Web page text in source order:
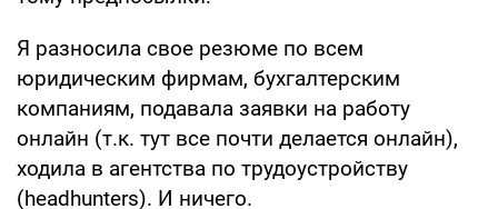
Я разносила свое резюме по всем
юридическим фирмам, бухгалтерским
компаниям, подавала заявки на работу
онлайн (т.к. тут все почти делается онлайн),
ходила в агентства по трудоустройству
(headhunters). И ничего.